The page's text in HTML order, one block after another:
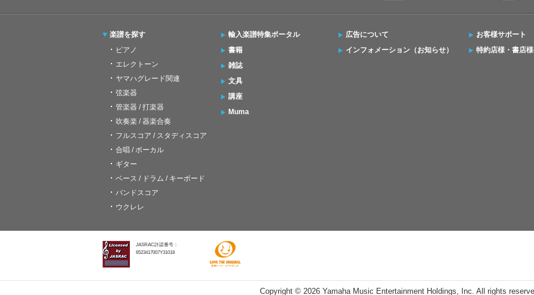
楽譜を探す
ピアノ
エレクトーン
ヤマハグレード関連
弦楽器
管楽器 / 打楽器
吹奏楽 / 器楽合奏
フルスコア / スタディスコア
合唱 / ボーカル
ギター
ベース / ドラム / キーボード
バンドスコア
ウクレレ
輸入楽譜特集ポータル
書籍
雑誌
文具
講座
Muma
広告について
インフォメーション（お知らせ）
お客様サポート
特約店様・書店
JASRAC許諾番号：
6523417007Y31018
Copyright © 2026 Yamaha Music Entertainment Holdings, Inc. All rights